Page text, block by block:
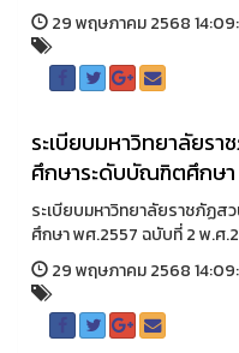
29 พฤษภาคม 2568
ระเบียบมหาวิทยาลัยร
ศึกษาระดับบัณฑิตศึกษ
ระเบียบมหาวิทยาลัยราชภัฏ
ศึกษา พศ.2557 ฉบับที่ 2 พ.ศ
29 พฤษภาคม 2568